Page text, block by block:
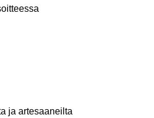
ja artesaaneilta